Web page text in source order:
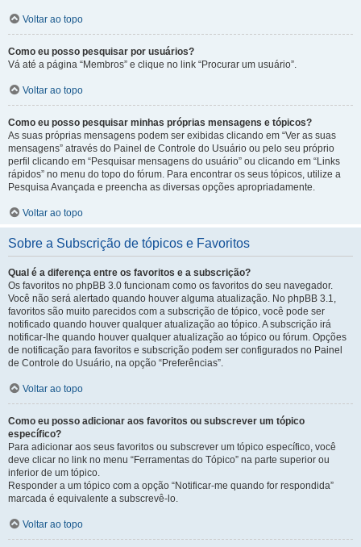
Voltar ao topo
Como eu posso pesquisar por usuários?
Vá até a página “Membros” e clique no link “Procurar um usuário”.
Voltar ao topo
Como eu posso pesquisar minhas próprias mensagens e tópicos?
As suas próprias mensagens podem ser exibidas clicando em “Ver as suas
mensagens” através do Painel de Controle do Usuário ou pelo seu próprio
perfil clicando em “Pesquisar mensagens do usuário” ou clicando em “Links
rápidos” no menu do topo do fórum. Para encontrar os seus tópicos, utilize a
Pesquisa Avançada e preencha as diversas opções apropriadamente.
Voltar ao topo
Sobre a Subscrição de tópicos e Favoritos
Qual é a diferença entre os favoritos e a subscrição?
Os favoritos no phpBB 3.0 funcionam como os favoritos do seu navegador.
Você não será alertado quando houver alguma atualização. No phpBB 3.1,
favoritos são muito parecidos com a subscrição de tópico, você pode ser
notificado quando houver qualquer atualização ao tópico. A subscrição irá
notificar-lhe quando houver qualquer atualização ao tópico ou fórum. Opções
de notificação para favoritos e subscrição podem ser configurados no Painel
de Controle do Usuário, na opção “Preferências”.
Voltar ao topo
Como eu posso adicionar aos favoritos ou subscrever um tópico
específico?
Para adicionar aos seus favoritos ou subscrever um tópico específico, você
deve clicar no link no menu “Ferramentas do Tópico” na parte superior ou
inferior de um tópico.
Responder a um tópico com a opção “Notificar-me quando for respondida”
marcada é equivalente a subscrevê-lo.
Voltar ao topo